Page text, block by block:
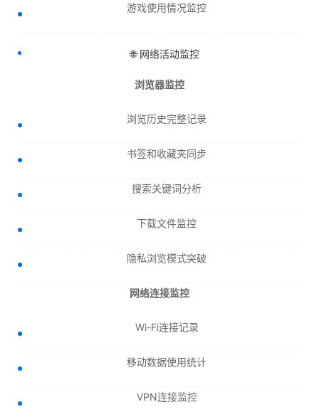
游戏使用情况监控
🌐 网络活动监控
浏览器监控
浏览历史完整记录
书签和收藏夹同步
搜索关键词分析
下载文件监控
隐私浏览模式突破
网络连接监控
Wi-Fi连接记录
移动数据使用统计
VPN连接监控